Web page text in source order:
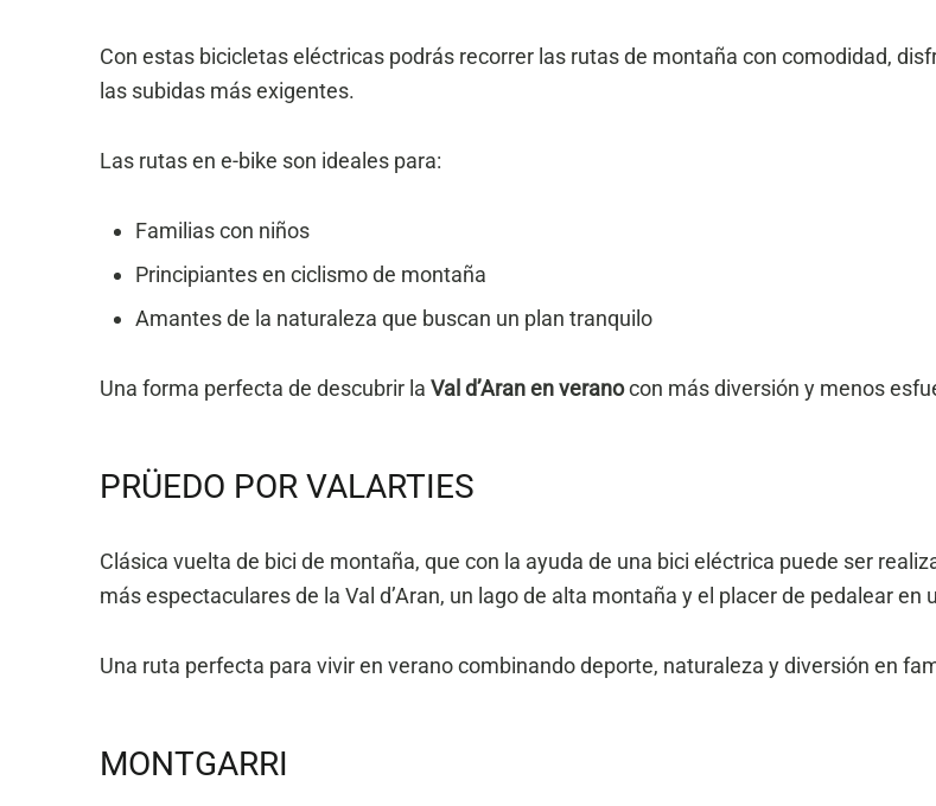
Con estas bicicletas eléctricas podrás recorrer las rutas de montaña con comodidad,
las subidas más exigentes.
Las rutas en e-bike son ideales para:
Familias con niños
Principiantes en ciclismo de montaña
Amantes de la naturaleza que buscan un plan tranquilo
Una forma perfecta de descubrir la Val d’Aran en veranocon más diversión y menos
PRÜEDO POR VALARTIES
Clásica vuelta de bici de montaña, que con la ayuda de una bici eléctrica puede ser
más espectaculares de la Val d’Aran, un lago de alta montaña y el placer de pedalear en
Una ruta perfecta para vivir en verano combinando deporte, naturaleza y diversión en
MONTGARRI